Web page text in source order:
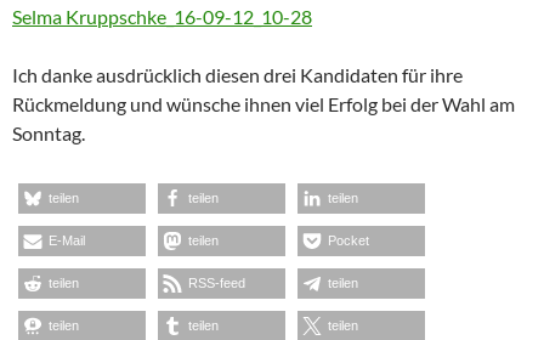
Selma Kruppschke_16-09-12_10-28
Ich danke ausdrücklich diesen drei Kandidaten für ihre
Rückmeldung und wünsche ihnen viel Erfolg bei der Wahl am
Sonntag.
teilen teilen teilen
E-Mail teilen Pocket
teilen RSS-feed teilen
teilen teilen teilen